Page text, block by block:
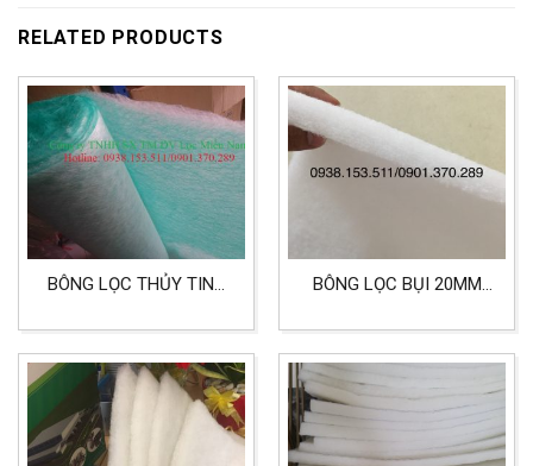
RELATED PRODUCTS
BÔNG LỌC THỦY TINH
BÔNG LỌC BỤI 20MM